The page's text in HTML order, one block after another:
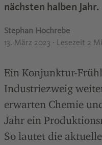
nächsten halben Jahr.
Stephan Hochrebe
13. März 2023 · Lesezeit 2
Ein Konjunktur-
Industriezweig
erwarten Chemie
Jahr ein
So lautet die